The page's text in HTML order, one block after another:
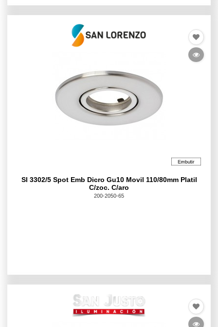
Sl 3302/5 Spot Emb Dicro Gu10 Movil 110/80mm Platil
C/zoc. C/aro
200-2050-65